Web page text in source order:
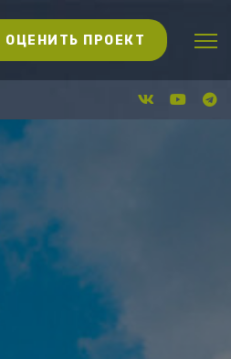
ОЦЕНИТЬ ПРОЕКТ